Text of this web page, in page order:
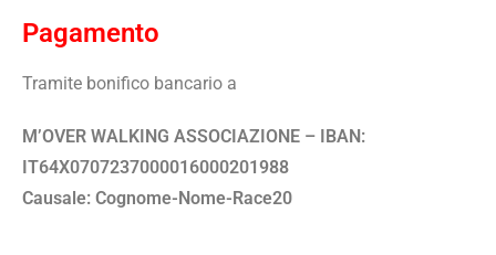
Pagamento
Tramite bonifico bancario a
M’OVER WALKING ASSOCIAZIONE –
IBAN:
IT64X0707237000016000201988
Causale: Cognome-Nome-Race20